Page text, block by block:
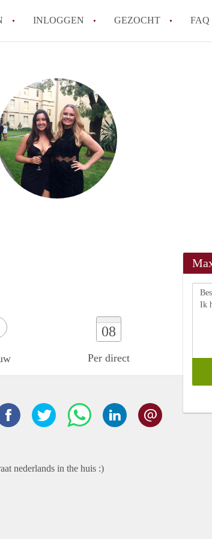
INLOGGEN GEZOCHT FAQ
Hoeveel kost het om te reageren op
Wat is de privacyverklaring van
Berekent StudiosLeiden
Alle veelgestelde vragen
08
Per direct
nederlands in the huis :)